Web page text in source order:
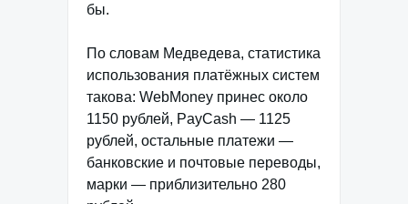
бы.
По словам Медведева, статистика
использования платёжных систем
такова: WebMoney принес около
1150 рублей, PayCash — 1125
рублей, остальные платежи —
банковские и почтовые переводы,
марки — приблизительно 280